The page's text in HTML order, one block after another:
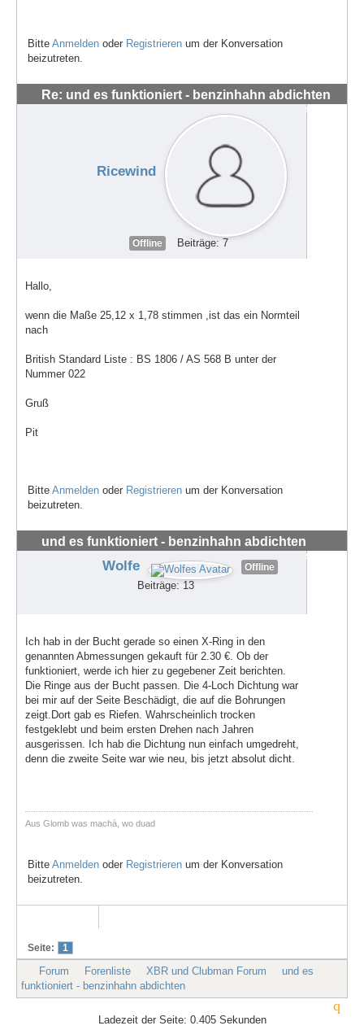
Bitte Anmelden oder Registrieren um der Konversation
beizutreten.
Re: und es funktioniert - benzinhahn abdichten
#62679
Ricewind
Offline Beiträge: 7
Hallo,
wenn die Maße 25,12 x 1,78 stimmen ,ist das ein Normteil
nach
British Standard Liste : BS 1806 / AS 568 B unter der
Nummer 022
Gruß
Pit
Bitte Anmelden oder Registrieren um der Konversation
beizutreten.
und es funktioniert - benzinhahn abdichten
#71386
Wolfe Offline
Beiträge: 13
Ich hab in der Bucht gerade so einen X-Ring in den
genannten Abmessungen gekauft für 2.30 €. Ob der
funktioniert, werde ich hier zu gegebener Zeit berichten.
Die Ringe aus der Bucht passen. Die 4-Loch Dichtung war
bei mir auf der Seite Beschädigt, die auf die Bohrungen
zeigt.Dort gab es Riefen. Wahrscheinlich trocken
festgeklebt und beim ersten Drehen nach Jahren
ausgerissen. Ich hab die Dichtung nun einfach umgedreht,
denn die zweite Seite war wie neu, bis jetzt absolut dicht.
Aus Glomb was machà, wo duad
Bitte Anmelden oder Registrieren um der Konversation
beizutreten.
Seite: 1
Forum Forenliste XBR und Clubman Forum
und es
funktioniert - benzinhahn abdichten
Ladezeit der Seite: 0.405 Sekunden